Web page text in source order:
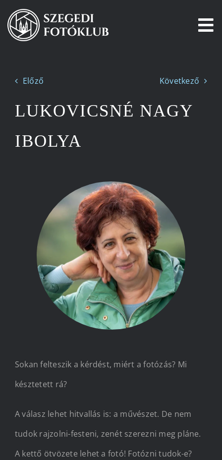
Kihagyás
Történetünk
Kapcsolat
Előző Következő
LUKOVICSNÉ NAGY
IBOLYA
Sokan felteszik a kérdést, miért a fotózás? Mi
késztetett rá?
A válasz lehet hitvallás is: a művészet. De nem
tudok rajzolni-festeni, zenét szerezni meg pláne.
A kettő ötvözete lehet a fotó! Fotózni tudok-e?